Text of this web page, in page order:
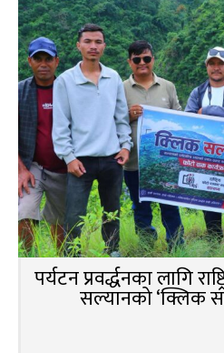
पर्यटन प्रवर्द्धनका लागि
सल्यानको ‘क्लिक